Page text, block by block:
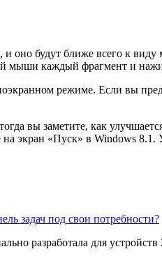
будут ближе всего к
мыши каждый фрагмент и
режиме. Если вы
вы заметите, как
экран «Пуск» в Windows
задач под свои потребности?
разработала для